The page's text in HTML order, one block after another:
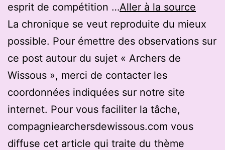
esprit de compétition …Aller à la source
La chronique se veut reproduite du mieux
possible. Pour émettre des observations sur
ce post autour du sujet « Archers de
Wissous », merci de contacter les
coordonnées indiquées sur notre site
internet. Pour vous faciliter la tâche,
compagniearchersdewissous.com vous
diffuse cet article qui traite du thème